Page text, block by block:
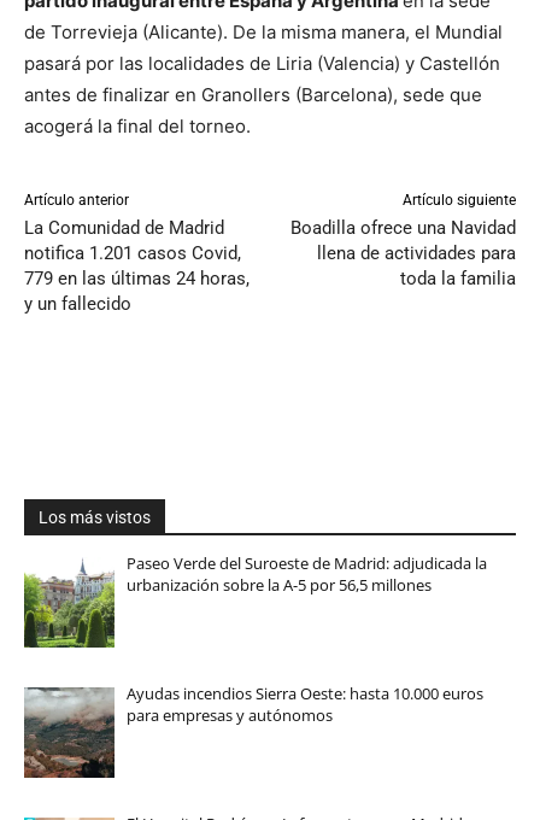
de Torrevieja (Alicante). De la misma manera, el Mundial
pasará por las localidades de Liria (Valencia) y Castellón
antes de finalizar en Granollers (Barcelona), sede que
acogerá la final del torneo.
Artículo anterior
La Comunidad de Madrid
notifica 1.201 casos Covid,
779 en las últimas 24 horas,
y un fallecido
Artículo siguiente
Boadilla ofrece una Navidad
llena de actividades para
toda la familia
Los más vistos
Paseo Verde del Suroeste de Madrid: adjudicada la
urbanización sobre la A-5 por 56,5 millones
Ayudas incendios Sierra Oeste: hasta 10.000 euros
para empresas y autónomos